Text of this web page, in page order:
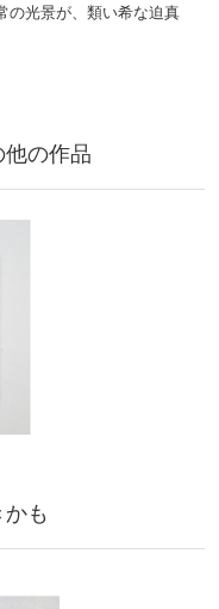
の光景が、類い希な迫真
の作品
も